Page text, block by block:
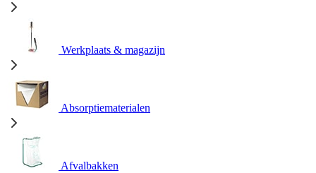
Werkplaats & magazijn
Absorptiematerialen
Afvalbakken